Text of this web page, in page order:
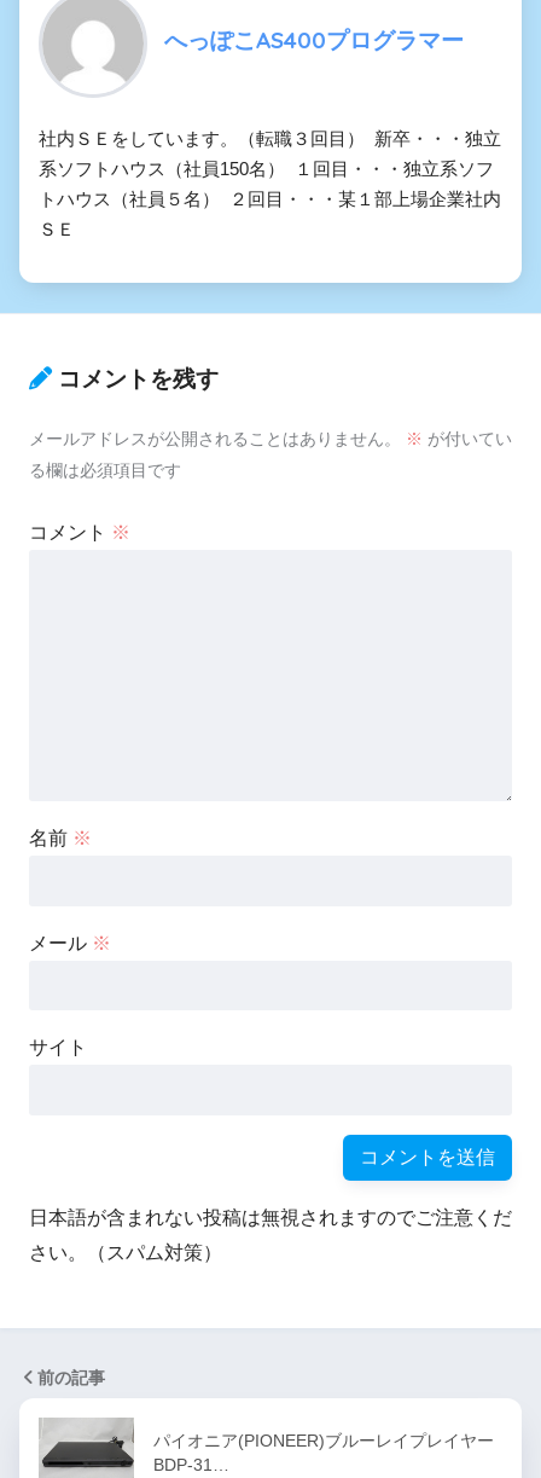
へっぽこAS400プログラマー
社内ＳＥをしています。（転職３回目） 新卒・・・独立
系ソフトハウス（社員150名） １回目・・・独立系ソフ
トハウス（社員５名） ２回目・・・某１部上場企業社内
ＳＥ
コメントを残す
メールアドレスが公開されることはありません。 ※ が付いてい
る欄は必須項目です
コメント ※
名前 ※
メール ※
サイト
日本語が含まれない投稿は無視されますのでご注意くだ
さい。（スパム対策）
前の記事
パイオニア(PIONEER)ブルーレイプレイヤー
BDP-31…